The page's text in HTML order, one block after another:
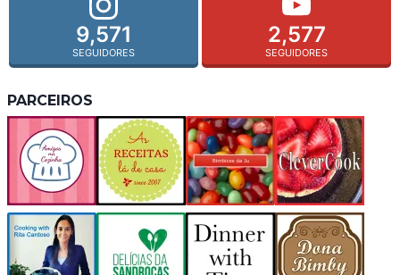
9,571
SEGUIDORES
2,577
SEGUIDORES
PARCEIROS